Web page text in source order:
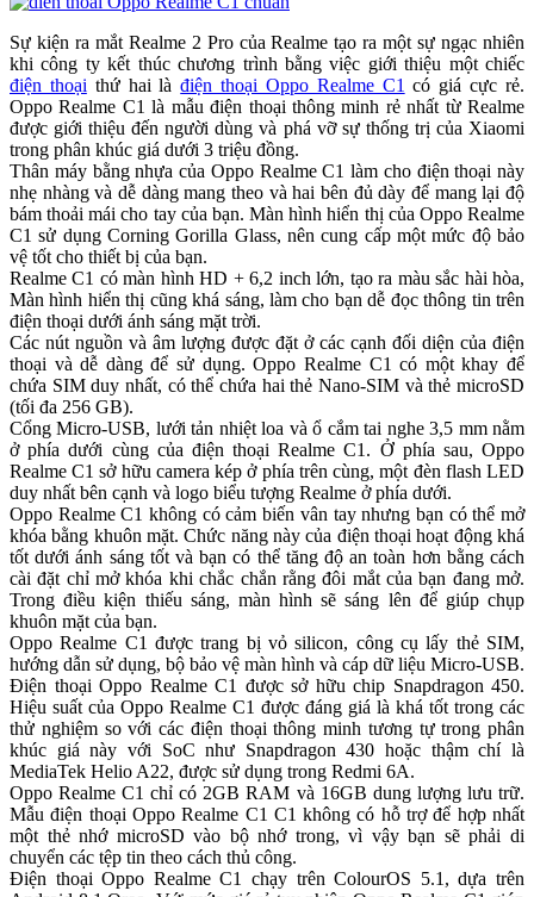
Sự kiện ra mắt Realme 2 Pro của Realme tạo ra một sự ngạc nhiên
khi công ty kết thúc chương trình bằng việc giới thiệu một chiếc
điện thoại thứ hai làđiện thoại Oppo Realme C1 có giá cực rẻ.
Oppo Realme C1 là mẫu điện thoại thông minh rẻ nhất từ Realme
được giới thiệu đến người dùng và phá vỡ sự thống trị của Xiaomi
trong phân khúc giá dưới 3 triệu đồng.
Thân máy bằng nhựa của Oppo Realme C1 làm cho điện thoại này
nhẹ nhàng và dễ dàng mang theo và hai bên đủ dày để mang lại độ
bám thoải mái cho tay của bạn. Màn hình hiển thị của Oppo Realme
C1 sử dụng Corning Gorilla Glass, nên cung cấp một mức độ bảo
vệ tốt cho thiết bị của bạn.
Realme C1 có màn hình HD + 6,2 inch lớn, tạo ra màu sắc hài hòa,
Màn hình hiển thị cũng khá sáng, làm cho bạn dễ đọc thông tin trên
điện thoại dưới ánh sáng mặt trời.
Các nút nguồn và âm lượng được đặt ở các cạnh đối diện của điện
thoại và dễ dàng để sử dụng. Oppo Realme C1 có một khay để
chứa SIM duy nhất, có thể chứa hai thẻ Nano-SIM và thẻ microSD
(tối đa 256 GB).
Cổng Micro-USB, lưới tản nhiệt loa và ổ cắm tai nghe 3,5 mm nằm
ở phía dưới cùng của điện thoại Realme C1. Ở phía sau, Oppo
Realme C1 sở hữu camera kép ở phía trên cùng, một đèn flash LED
duy nhất bên cạnh và logo biểu tượng Realme ở phía dưới.
Oppo Realme C1 không có cảm biến vân tay nhưng bạn có thể mở
khóa bằng khuôn mặt. Chức năng này của điện thoại hoạt động khá
tốt dưới ánh sáng tốt và bạn có thể tăng độ an toàn hơn bằng cách
cài đặt chỉ mở khóa khi chắc chắn rằng đôi mắt của bạn đang mở.
Trong điều kiện thiếu sáng, màn hình sẽ sáng lên để giúp chụp
khuôn mặt của bạn.
Oppo Realme C1 được trang bị vỏ silicon, công cụ lấy thẻ SIM,
hướng dẫn sử dụng, bộ bảo vệ màn hình và cáp dữ liệu Micro-USB.
Điện thoại Oppo Realme C1 được sở hữu chip Snapdragon 450.
Hiệu suất của Oppo Realme C1 được đáng giá là khá tốt trong các
thử nghiệm so với các điện thoại thông minh tương tự trong phân
khúc giá này với SoC như Snapdragon 430 hoặc thậm chí là
MediaTek Helio A22, được sử dụng trong Redmi 6A.
Oppo Realme C1 chỉ có 2GB RAM và 16GB dung lượng lưu trữ.
Mẫu điện thoại Oppo Realme C1 C1 không có hỗ trợ để hợp nhất
một thẻ nhớ microSD vào bộ nhớ trong, vì vậy bạn sẽ phải di
chuyển các tệp tin theo cách thủ công.
Điện thoại Oppo Realme C1 chạy trên ColourOS 5.1, dựa trên